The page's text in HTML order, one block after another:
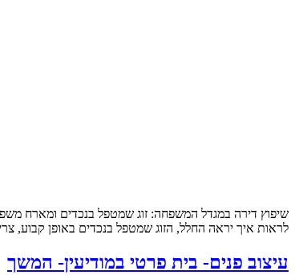
לראות איך יראה החלל, הזוג שמטפל בנכדים באופן קבוע,
עיצוב פנים- בית פרטי במודיעין- המשך